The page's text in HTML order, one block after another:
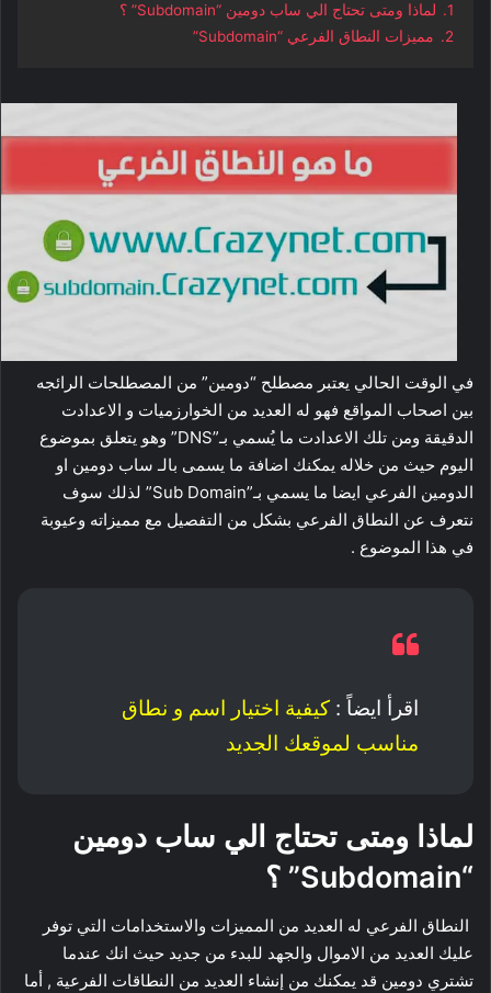
1.
لماذا ومتى تحتاج الي ساب دومين “Subdomain” ؟
2.
مميزات النطاق الفرعي “Subdomain”
في الوقت الحالي يعتبر مصطلح “دومين” من المصطلحات الرائجه
بين اصحاب المواقع فهو له العديد من الخوارزميات و الاعدادت
الدقيقة ومن تلك الاعدادت ما يُسمي بـ”DNS” وهو يتعلق بموضوع
اليوم حيث من خلاله يمكنك اضافة ما يسمى بالـ ساب دومين او
الدومين الفرعي ايضا ما يسمي بـ”Sub Domain” لذلك سوف
نتعرف عن النطاق الفرعي بشكل من التفصيل مع مميزاته وعيوبة
في هذا الموضوع .
اقرأ ايضاً : كيفية اختيار اسم و نطاق
مناسب لموقعك الجديد
لماذا ومتى تحتاج الي ساب دومين
“Subdomain” ؟
النطاق الفرعي له العديد من المميزات والاستخدامات التي توفر
عليك العديد من الاموال والجهد للبدء من جديد حيث انك عندما
تشتري دومين قد يمكنك من إنشاء العديد من النطاقات الفرعية , أما